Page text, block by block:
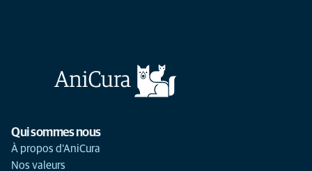
Qui sommes nous
À propos d'AniCura
Nos valeurs